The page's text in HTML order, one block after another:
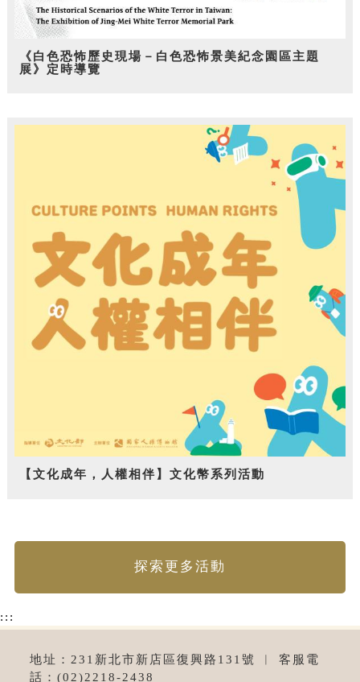
《白色恐怖歷史現場－白色恐怖景美紀念園區主題
展》定時導覽
【文化成年，人權相伴】文化幣系列活動
探索更多活動
:::
地址：231新北市新店區復興路131號 ︱ 客服電
話：(02)2218-2438